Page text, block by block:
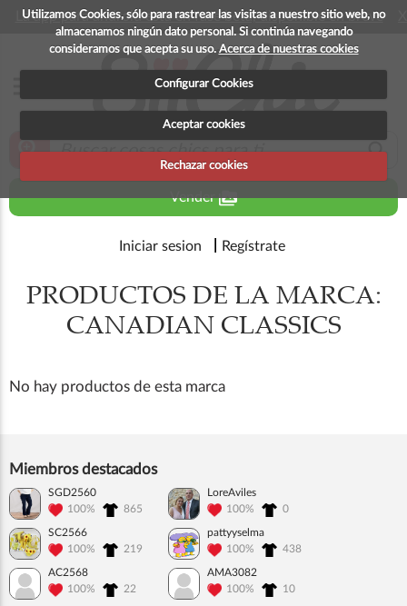
Utilizamos Cookies, sólo para rastrear las visitas a nuestro sitio web, no
almacenamos ningún dato personal. Si continúa navegando
consideramos que acepta su uso. Acerca de nuestras cookies
Configurar Cookies
Aceptar cookies
Rechazar cookies
La app para android esta en fase beta, disponible en breve
zoom_in search
Venderperm_media
Iniciar sesion Regístrate
PRODUCTOS DE LA MARCA:
CANADIAN CLASSICS
No hay productos de esta marca
Miembros destacados
SGD2560
100%
865
LoreAviles
100%
0
SC2566
100%
219
pattyyselma
100%
438
AC2568
100%
22
AMA3082
100%
10